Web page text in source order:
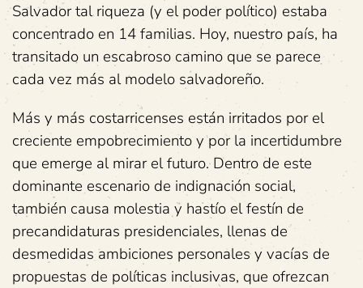
Salvador tal riqueza (y el poder político) estaba
concentrado en 14 familias. Hoy, nuestro país, ha
transitado un escabroso camino que se parece
cada vez más al modelo salvadoreño.
Más y más costarricenses están irritados por el
creciente empobrecimiento y por la incertidumbre
que emerge al mirar el futuro. Dentro de este
dominante escenario de indignación social,
también causa molestia y hastío el festín de
precandidaturas presidenciales, llenas de
desmedidas ambiciones personales y vacías de
propuestas de políticas inclusivas, que ofrezcan